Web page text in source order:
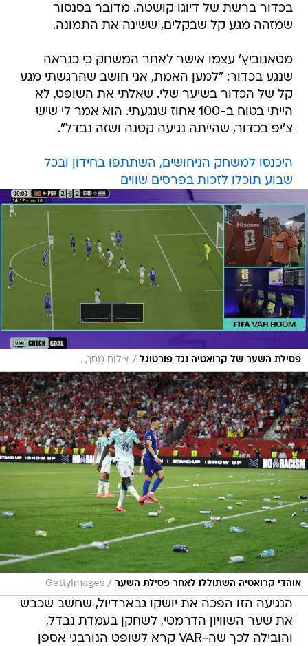
בכדור ברשת של דיוגו קושטה. מדובר בסנסור
שמזהה מגע קל שבקלים, ששינה את התמונה.
מטאנוביץ' עצמו אישר לאחר המשחק כי כנראה
שנגע בכדור: "למען האמת, אני חושב שהרגשתי מגע
קל של הכדור בשיער שלי. שאלתי את השופט, לא
הייתי בטוח ב-100 אחוז שנגעתי. הוא אמר לי שיש
צ'יפ בכדור, שהייתה נגיעה קטנה ושזה נבדל".
היכנסו למשחק הניחושים, השתתפו בחידון ובכל
שבוע תוכלו לזכות בפרסים שווים
פסילת השער של קרואטיה נגד פורטוגל / צילום מסך, .
אוהדי קרואטיה השתוללו לאחר פסילת השער /
GettyImages
הנגיעה הזו הפכה את יושקו גבארדיול, שחשב שכבש
את שער השוויון הדרמטי, לשחקן בעמדת נבדל,
והובילה לכך שה-VAR קרא לשופט הנורבגי אספן